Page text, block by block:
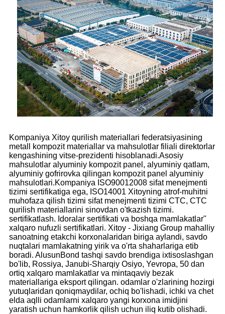
Kompaniya Xitoy qurilish materiallari federatsiyasining
metall kompozit materiallar va mahsulotlar filiali direktorlar
kengashining vitse-prezidenti hisoblanadi.Asosiy
mahsulotlar alyuminiy kompozit panel, alyuminiy qatlam,
alyuminiy gofrirovka qilingan kompozit panel alyuminiy
mahsulotlari.Kompaniya ISO90012008 sifat menejmenti
tizimi sertifikatiga ega, ISO14001 Xitoyning atrof-muhitni
muhofaza qilish tizimi sifat menejmenti tizimi CTC, CTC
qurilish materiallarini sinovdan o'tkazish tizimi.
sertifikatlash. Idoralar sertifikati va boshqa mamlakatlar"
xalqaro nufuzli sertifikatlari. Xitoy - Jixiang Group mahalliy
sanoatning etakchi korxonalaridan biriga aylandi, savdo
nuqtalari mamlakatning yirik va o'rta shaharlariga etib
boradi. AlusunBond tashqi savdo brendiga ixtisoslashgan
bo'lib, Rossiya, Janubi-Sharqiy Osiyo, Yevropa, 50 dan
ortiq xalqaro mamlakatlar va mintaqaviy bezak
materiallariga eksport qilingan. odamlar o'zlarining hozirgi
yutuqlaridan qoniqmaydilar, ochiq bo'lishadi, ichki va chet
elda aqlli odamlarni xalqaro yangi korxona imidjini
yaratish uchun hamkorlik qilish uchun iliq kutib olishadi.